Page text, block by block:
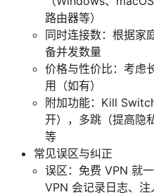
路由器等）
同时连接数：根据家
备并发数量
价格与性价比：考虑
用（如有）
附加功能：Kill
开），多跳（提高隐
等
常见误区与纠正
误区：免费 VPN 就
VPN 会记录日志、